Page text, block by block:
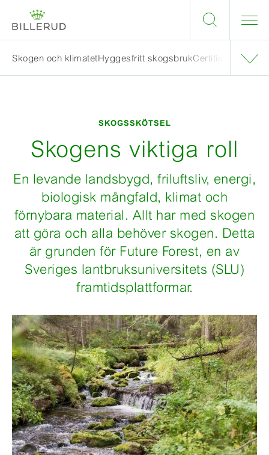
Skogen och klimatetHyggesfritt skogsbrukCertifiera skogen
SKOGSSKÖTSEL
Skogens viktiga roll
En levande landsbygd, friluftsliv, energi,
biologisk mångfald, klimat och
förnybara material. Allt har med skogen
att göra och alla behöver skogen. Detta
är grunden för Future Forest, en av
Sveriges lantbruksuniversitets (SLU)
framtidsplattformar.